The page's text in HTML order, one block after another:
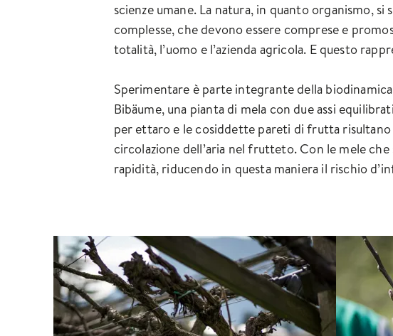
scienze umane. La natura, in quanto organismo,
complesse, che devono essere comprese e
totalità, l’uomo e l’azienda agricola. E questo
Sperimentare è parte integrante della
Bibäume, una pianta di mela con due assi
per ettaro e le cosiddette pareti di frutta risultano
circolazione dell’aria nel frutteto. Con le mele
rapidità, riducendo in questa maniera il rischio